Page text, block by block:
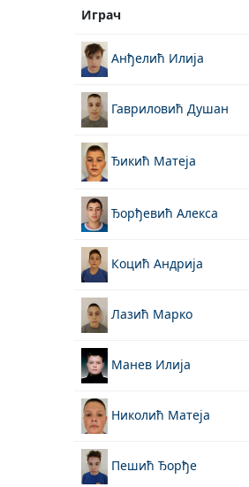
Играч
Анђелић Илија
Гавриловић Душан
Ђикић Матеја
Ђорђевић Алекса
Коцић Андрија
Лазић Марко
Манев Илија
Николић Матеја
Пешић Ђорђе